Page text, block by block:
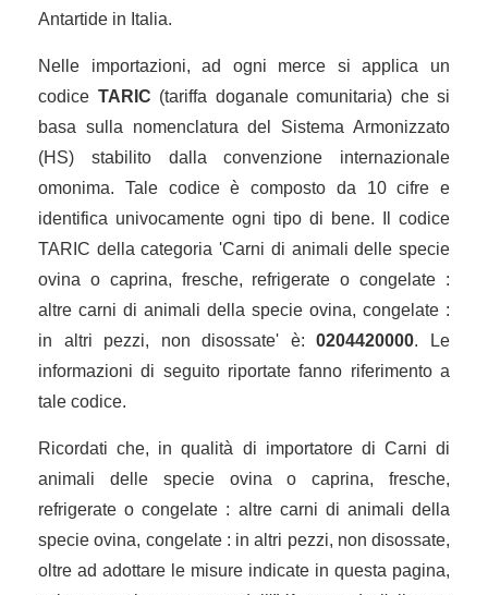
Antartide in Italia.
Nelle importazioni, ad ogni merce si applica un
codice TARIC (tariffa doganale comunitaria) che si
basa sulla nomenclatura del Sistema Armonizzato
(HS) stabilito dalla convenzione internazionale
omonima. Tale codice è composto da 10 cifre e
identifica univocamente ogni tipo di bene. Il codice
TARIC della categoria 'Carni di animali delle specie
ovina o caprina, fresche, refrigerate o congelate :
altre carni di animali della specie ovina, congelate :
in altri pezzi, non disossate' è:0204420000. Le
informazioni di seguito riportate fanno riferimento a
tale codice.
Ricordati che, in qualità di importatore di Carni di
animali delle specie ovina o caprina, fresche,
refrigerate o congelate : altre carni di animali della
specie ovina, congelate : in altri pezzi, non disossate,
oltre ad adottare le misure indicate in questa pagina,